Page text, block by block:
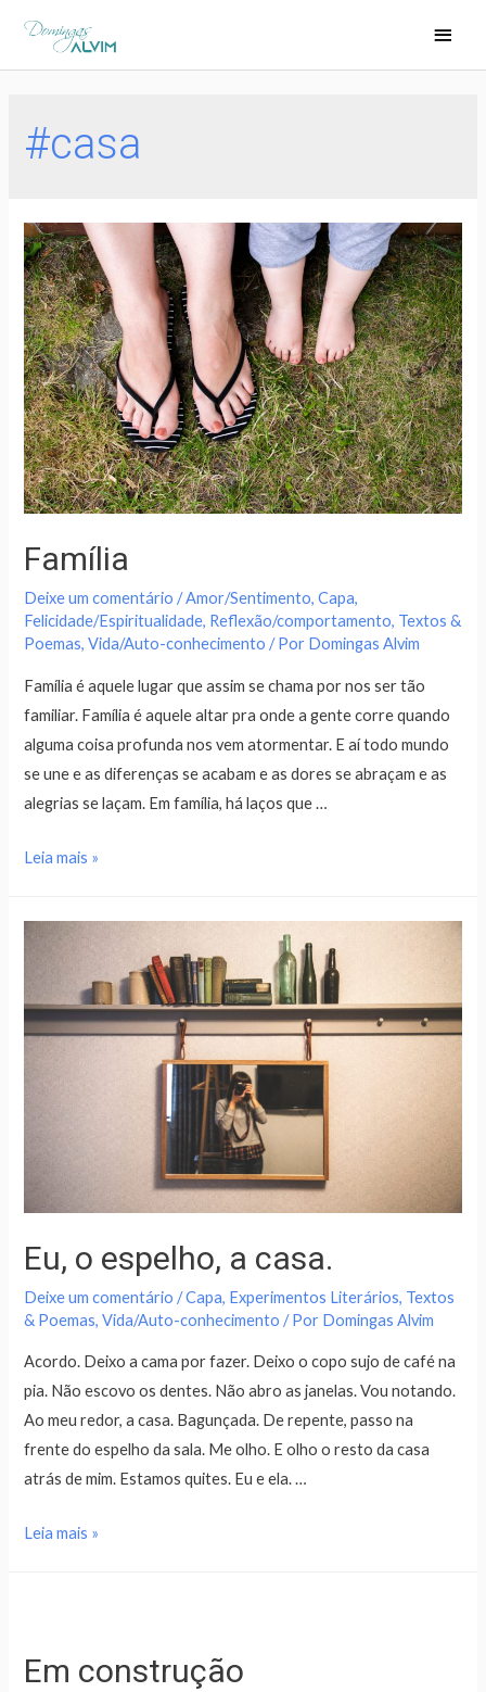
#casa
Família
Deixe um comentário /Amor/Sentimento,Capa,
Felicidade/Espiritualidade, Reflexão/comportamento, Textos &
Poemas,Vida/Auto-conhecimento / Por Domingas Alvim
Família é aquele lugar que assim se chama por nos ser tão
familiar. Família é aquele altar pra onde a gente corre quando
alguma coisa profunda nos vem atormentar. E aí todo mundo
se une e as diferenças se acabam e as dores se abraçam e as
alegrias se laçam. Em família, há laços que …
Leia mais »
Eu, o espelho, a casa.
Deixe um comentário /Capa, Experimentos Literários, Textos
& Poemas,Vida/Auto-conhecimento / Por Domingas Alvim
Acordo. Deixo a cama por fazer. Deixo o copo sujo de café na
pia. Não escovo os dentes. Não abro as janelas. Vou notando.
Ao meu redor, a casa. Bagunçada. De repente, passo na
frente do espelho da sala. Me olho. E olho o resto da casa
atrás de mim. Estamos quites. Eu e ela. …
Leia mais »
Em construção